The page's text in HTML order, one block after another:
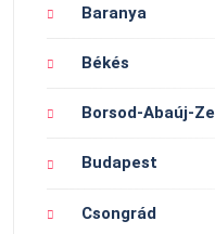
Baranya
Békés
Borsod-Abaúj-
Budapest
Csongrád